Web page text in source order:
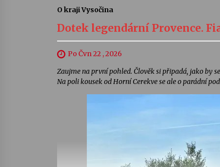
O kraji Vysočina
Dotek legendární Provence.
Po Čvn 22 , 2026
Zaujme na první pohled. Člověk si připadá, jako by
Na poli kousek od Horní Cerekve se ale o parádní